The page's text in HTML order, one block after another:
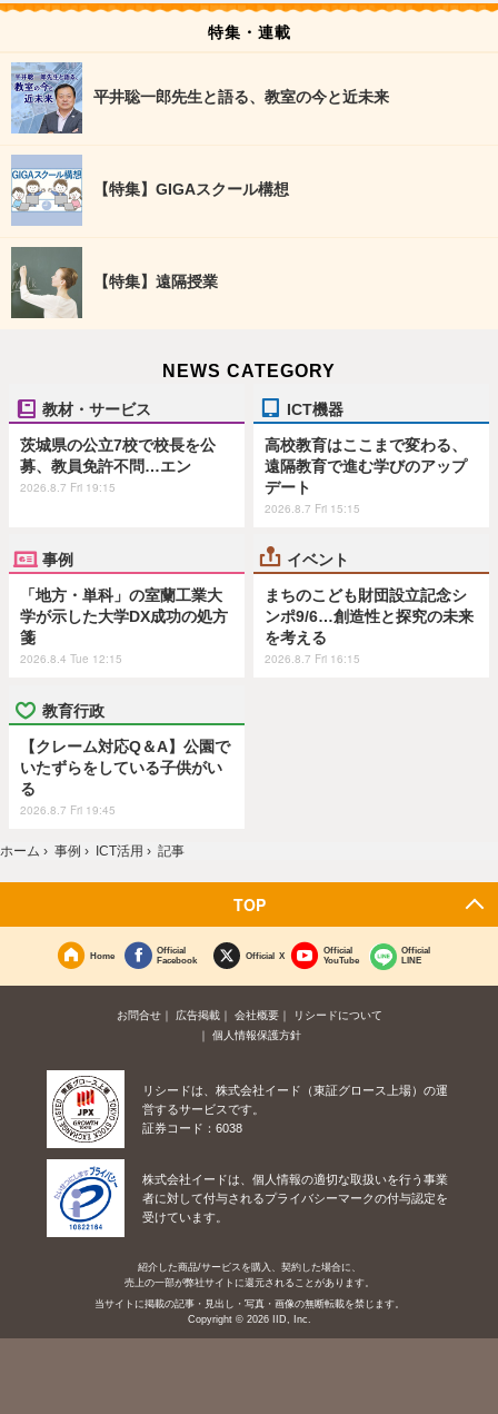
特集・連載
平井聡一郎先生と語る、教室の今と近未来
【特集】GIGAスクール構想
【特集】遠隔授業
NEWS CATEGORY
教材・サービス
茨城県の公立7校で校長を公
募、教員免許不問…エン
2026.8.7 Fri 19:15
ICT機器
高校教育はここまで変わる、
遠隔教育で進む学びのアップ
デート
2026.8.7 Fri 15:15
事例
「地方・単科」の室蘭工業大
学が示した大学DX成功の処方
箋
2026.8.4 Tue 12:15
イベント
まちのこども財団設立記念シ
ンポ9/6…創造性と探究の未来
を考える
2026.8.7 Fri 16:15
教育行政
【クレーム対応Q＆A】公園で
いたずらをしている子供がい
る
2026.8.7 Fri 19:45
ホーム › 事例 › ICT活用 › 記事
TOP
Home
Official
Facebook
Official X
Official
YouTube
Official
LINE
お問合せ 広告掲載 会社概要
リシードについて
個人情報保護方針
リシードは、株式会社イード（東証グロース上場）の運
営するサービスです。
証券コード：6038
株式会社イードは、個人情報の適切な取扱いを行う事業
者に対して付与されるプライバシーマークの付与認定を
受けています。
紹介した商品/サービスを購入、契約した場合に、
売上の一部が弊社サイトに還元されることがあります。
当サイトに掲載の記事・見出し・写真・画像の無断転載を禁じます。
Copyright © 2026 IID, Inc.